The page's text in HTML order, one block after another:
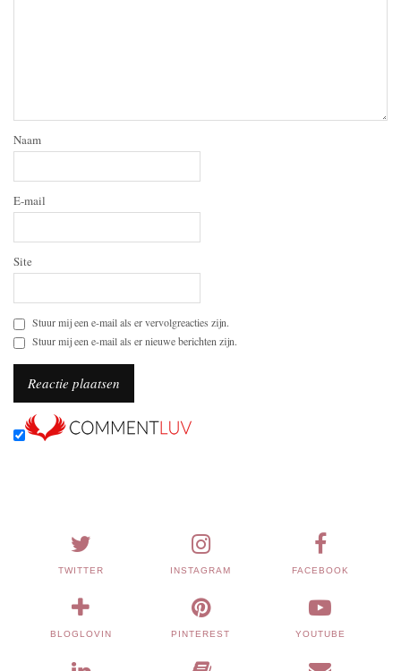
Naam
E-mail
Site
Stuur mij een e-mail als er vervolgreacties zijn.
Stuur mij een e-mail als er nieuwe berichten zijn.
TWITTER INSTAGRAM FACEBOOK
BLOGLOVIN PINTEREST YOUTUBE